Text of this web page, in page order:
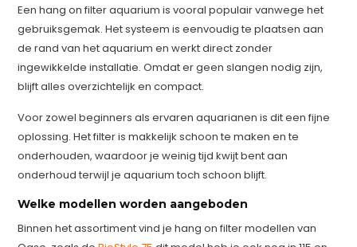
Een hang on filter aquarium is vooral populair vanwege het
gebruiksgemak. Het systeem is eenvoudig te plaatsen aan
de rand van het aquarium en werkt direct zonder
ingewikkelde installatie. Omdat er geen slangen nodig zijn,
blijft alles overzichtelijk en compact.
Voor zowel beginners als ervaren aquarianen is dit een fijne
oplossing. Het filter is makkelijk schoon te maken en te
onderhouden, waardoor je weinig tijd kwijt bent aan
onderhoud terwijl je aquarium toch schoon blijft.
Welke modellen worden aangeboden
Binnen het assortiment vind je hang on filter modellen van